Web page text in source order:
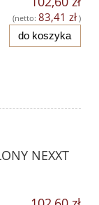
(netto: 83,41 zł )
do koszyka
NEXXT